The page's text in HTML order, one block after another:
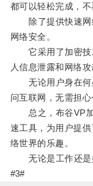
都可以轻松完成，不
除了提供快速网
网络安全。
它采用了加密技
人信息泄露和网络攻
无论用户身在何
问互联网，无需担心
总之，布谷VP加
速工具，为用户提
络世界的乐趣。
无论是工作还是
#3#